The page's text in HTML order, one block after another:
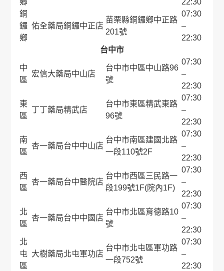
鄉
22:30
銅
鑼
鄉
佑全藥局銅鑼中正店
苗栗縣銅鑼鄉中正路
201號
07:30
–
22:30
台中市
中
區
宏信大藥局中山店
台中市中區中山路96
號
07:30
–
22:30
東
區
丁丁藥局精武店
台中市東區精武東路
96號
07:30
–
22:30
南
區
杏一藥局台中中山店
台中市南區建國北路
一段110號2F
07:30
–
22:30
西
區
杏一藥局台中醫院店
台中市西區三民路一
段199號1F(院內1F)
07:30
–
22:30
北
區
杏一藥局台中中國店
台中市北區育德路10
號
07:30
–
22:30
北
屯
區
大樹藥局北屯軍功店
台中市北屯區軍功路
一段752號
07:30
–
22:30